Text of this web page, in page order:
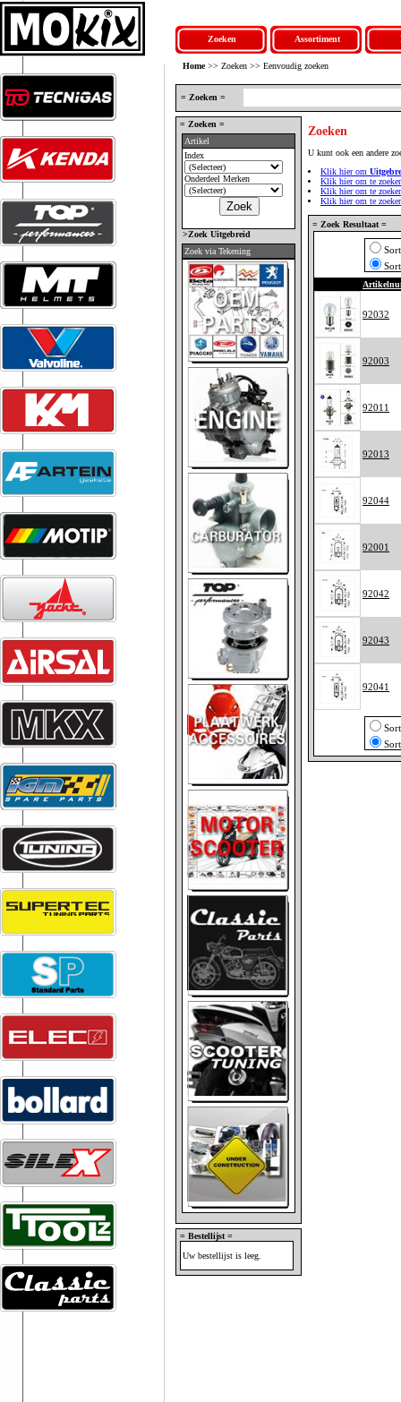
Zoeken Assortiment
Home>> Zoeken >> Eenvoudig zoeken
= Zoeken =
= Zoeken =
Artikel
Index
Onderdeel Merken
>Zoek Uitgebreid
Zoek via Tekening
= Bestellijst =
Uw bestellijst is leeg.
Zoeken
U kunt ook een andere
Klik hier om
Klik hier om te
Klik hier om te
Klik hier om te
= Zoek Resultaat =
92032
92003
92011
92013
92044
92001
92042
92043
92041